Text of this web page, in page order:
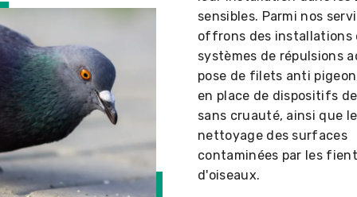
sensibles. Parmi nos
offrons des installations
systèmes de répulsions
pose de filets anti
en place de dispositifs
sans cruauté, ainsi que le
nettoyage des surfaces
contaminées par les
d'oiseaux.